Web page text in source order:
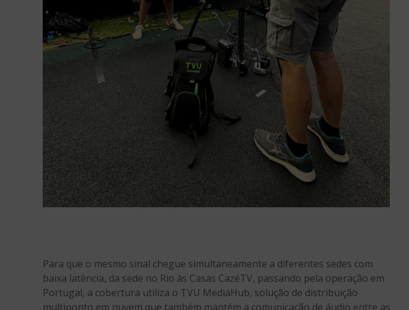
Para que o mesmo sinal chegue simultaneamente a diferentes sedes com
baixa latência, da sede no Rio às Casas CazéTV, passando pela operação em
Portugal, a cobertura utiliza o TVU MediaHub, solução de distribuição
multiponto em nuvem que também mantém a comunicação de áudio entre as